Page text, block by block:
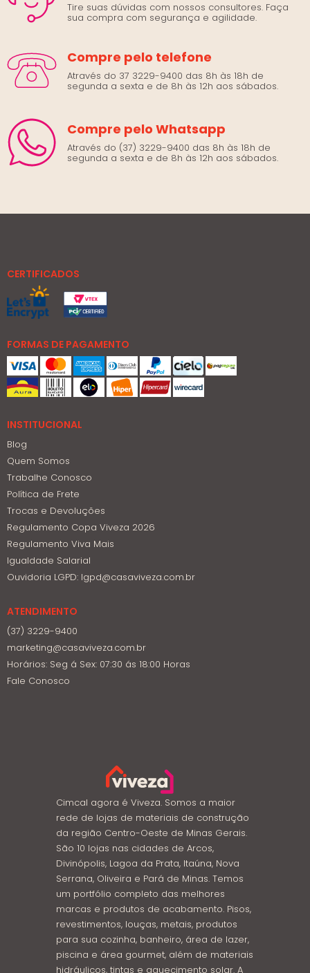
Tire suas dúvidas com nossos consultores. Faça
sua compra com segurança e agilidade.
Compre pelo telefone
Através do 37 3229-9400 das 8h às 18h de
segunda a sexta e de 8h às 12h aos sábados.
Compre pelo Whatsapp
Através do (37) 3229-9400 das 8h às 18h de
segunda a sexta e de 8h às 12h aos sábados.
CERTIFICADOS
FORMAS DE PAGAMENTO
INSTITUCIONAL
Blog
Quem Somos
Trabalhe Conosco
Política de Frete
Trocas e Devoluções
Regulamento Copa Viveza 2026
Regulamento Viva Mais
Igualdade Salarial
Ouvidoria LGPD: lgpd@casaviveza.com.br
ATENDIMENTO
(37) 3229-9400
marketing@casaviveza.com.br
Horários: Seg á Sex: 07:30 ás 18:00 Horas
Fale Conosco
Cimcal agora é Viveza. Somos a maior
rede de lojas de materiais de construção
da região Centro-Oeste de Minas Gerais.
São 10 lojas nas cidades de Arcos,
Divinópolis, Lagoa da Prata, Itaúna, Nova
Serrana, Oliveira e Pará de Minas. Temos
um portfólio completo das melhores
marcas e produtos de acabamento. Pisos,
revestimentos, louças, metais, produtos
para sua cozinha, banheiro, área de lazer,
piscina e área gourmet, além de materiais
hidráulicos, tintas e aquecimento solar. A